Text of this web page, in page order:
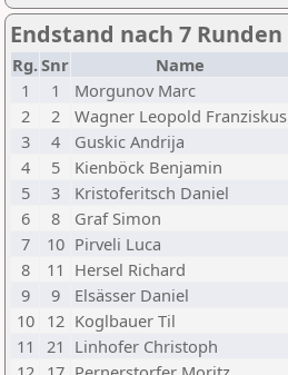
Endstand nach 7 Runden
Rg.Snr Name
1
1 Morgunov Marc
2
2 Wagner Leopold Franziskus
3
4 Guskic Andrija
4
5 Kienböck Benjamin
5
3 Kristoferitsch Daniel
6
8 Graf Simon
7
10 Pirveli Luca
8
11 Hersel Richard
9
9 Elsässer Daniel
10 12 Koglbauer Til
11
21 Linhofer Christoph